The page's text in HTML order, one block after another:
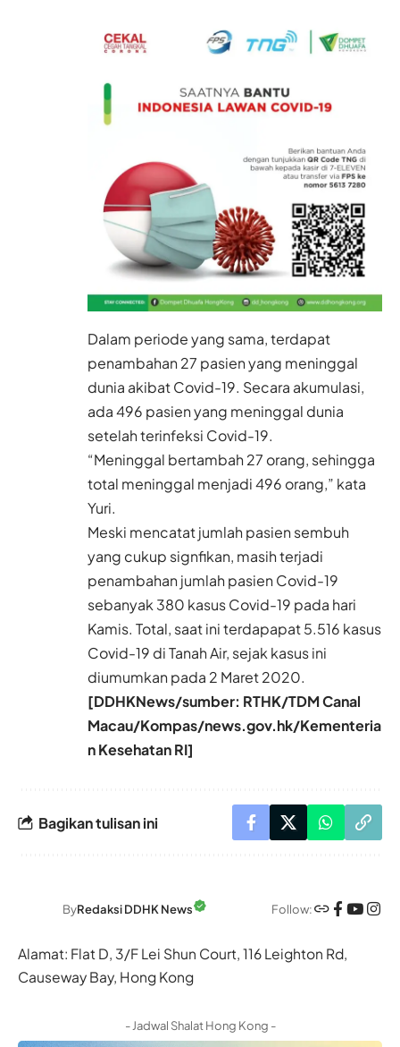
Dalam periode yang sama, terdapat
penambahan 27 pasien yang meninggal
dunia akibat Covid-19. Secara akumulasi,
ada 496 pasien yang meninggal dunia
setelah terinfeksi Covid-19.
“Meninggal bertambah 27 orang, sehingga
total meninggal menjadi 496 orang,” kata
Yuri.
Meski mencatat jumlah pasien sembuh
yang cukup signfikan, masih terjadi
penambahan jumlah pasien Covid-19
sebanyak 380 kasus Covid-19 pada hari
Kamis. Total, saat ini terdapapat 5.516 kasus
Covid-19 di Tanah Air, sejak kasus ini
diumumkan pada 2 Maret 2020.
[DDHKNews/sumber: RTHK/TDM Canal
Macau/Kompas/news.gov.hk/Kementeria
n Kesehatan RI]
Bagikan tulisan ini
ByRedaksi DDHK News Follow:
Alamat: Flat D, 3/F Lei Shun Court, 116 Leighton Rd,
Causeway Bay, Hong Kong
- Jadwal Shalat Hong Kong -